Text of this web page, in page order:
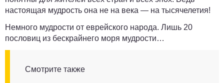
настоящая мудрость она не на века — на тысячелетия!
Немного мудрости от еврейского народа. Лишь 20
пословиц из бескрайнего моря мудрости…
Смотрите также